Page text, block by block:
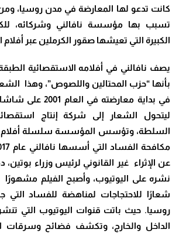
كانت تدعو لها المعارضة في مدن روسيا،
تسبب بها مؤسسة نافالني وشركائه،
الكبيرة التي تعيشها صقور الكرملين عبر
يصف نافالني في أفلامه الاستقصائية
بأنها “حزب المحتالين واللصوص”، وهذا
في بداية معارضته في
ليتحول الشعار إلى شركة إنتاج
السلطة، وتؤسس المؤسسة سلسلة
عن الإثراء غير القانوني لرئيس وزراء
نشره على اليوتيوب، وأصبح الفيلم مشهورًا
شعارًا للاحتجاجات لمناهضة للفساد التي
روسيا. حيث باتت قنوات اليوتيوب التي
الداخل والخارج، وتكشف فضائح وسرقات